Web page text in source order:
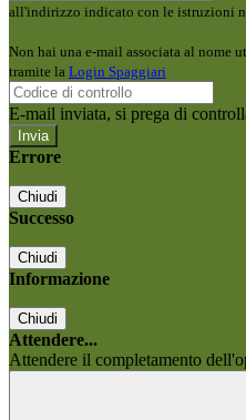
all'indirizzo indicato con le istruzioni
Non hai una e-mail associata al nome
tramite la Login Spaggiari
E-mail inviata, si prega di
Errore
Chiudi
Successo
Chiudi
Informazione
Chiudi
Attendere...
Attendere il completamento